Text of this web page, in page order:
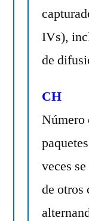
IVs),
de
CH
Número
veces
de otros